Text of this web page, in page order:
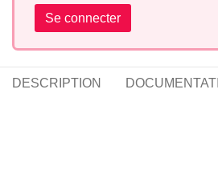
Se connecter
DESCRIPTION